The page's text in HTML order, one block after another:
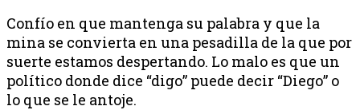
Confío en que mantenga su palabra y que la
mina se convierta en una pesadilla de la que por
suerte estamos despertando. Lo malo es que un
político donde dice “digo” puede decir “Diego” o
lo que se le antoje.